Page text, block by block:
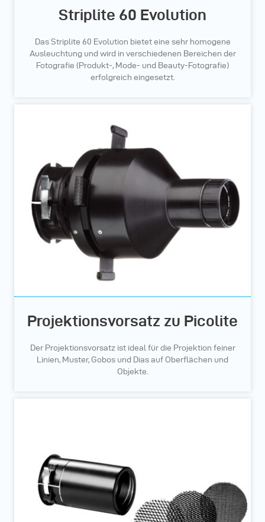
Striplite 60 Evolution
Das Striplite 60 Evolution bietet eine sehr homogene
Ausleuchtung und wird in verschiedenen Bereichen der
Fotografie (Produkt-, Mode- und Beauty-Fotografie)
erfolgreich eingesetzt.
Projektionsvorsatz zu Picolite
Der Projektionsvorsatz ist ideal für die Projektion feiner
Linien, Muster, Gobos und Dias auf Oberflächen und
Objekte.